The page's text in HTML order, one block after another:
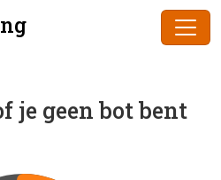
je geen bot bent